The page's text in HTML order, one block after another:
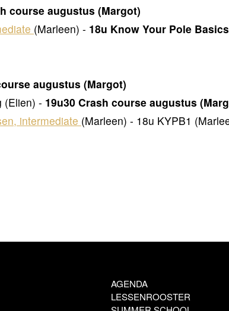
course augustus (Margot)
(Marleen) - 18u Know Your Pole
augustus (Margot)
(Elien) - 19u30 Crash course augustus
intermediate (Marleen) - 18u KYPB1
AGENDA
LESSENROOSTER